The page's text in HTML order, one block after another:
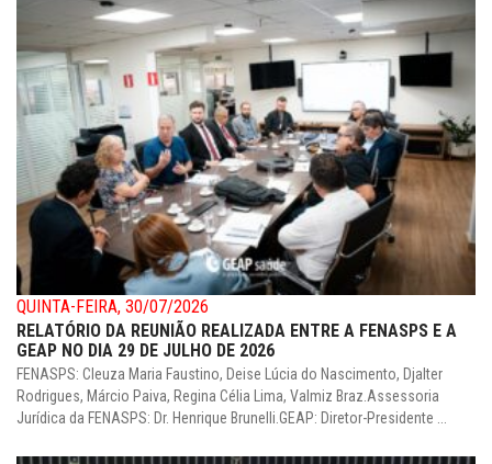
QUINTA-FEIRA, 30/07/2026
RELATÓRIO DA REUNIÃO REALIZADA ENTRE A FENASPS E A
GEAP NO DIA 29 DE JULHO DE 2026
FENASPS: Cleuza Maria Faustino, Deise Lúcia do Nascimento, Djalter
Rodrigues, Márcio Paiva, Regina Célia Lima, Valmiz Braz.Assessoria
Jurídica da FENASPS: Dr. Henrique Brunelli.GEAP: Diretor-Presidente ...